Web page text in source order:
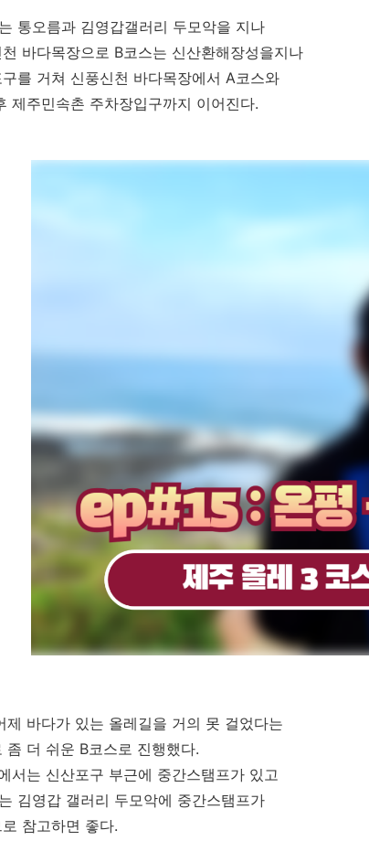
통오름과 김영갑갤러리 두모악을 지나
바다목장으로 B코스는 신산환해장성을지나
구를 거쳐 신풍신천 바다목장에서 A코스와
제주민속촌 주차장입구까지 이어진다.
제 바다가 있는 올레길을 거의 못 걸었다는
좀 더 쉬운 B코스로 진행했다.
서는 신산포구 부근에 중간스탬프가 있고
김영갑 갤러리 두모악에 중간스탬프가
참고하면 좋다.